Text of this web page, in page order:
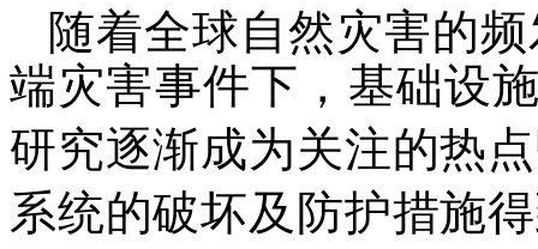
随着全球自然灾害的
端灾害事件下，基础设
研究逐渐成为关注的热点
系统的破坏及防护措施